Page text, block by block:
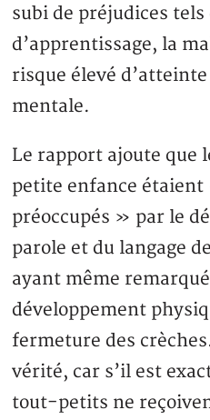
subi de préjudices tels
d’apprentissage, la
risque élevé
mentale.
Le rapport ajoute que
petite enfance
préoccupés » par le
parole et du langage
ayant même
développement
fermeture des
vérité, car s’il est
tout-petits ne